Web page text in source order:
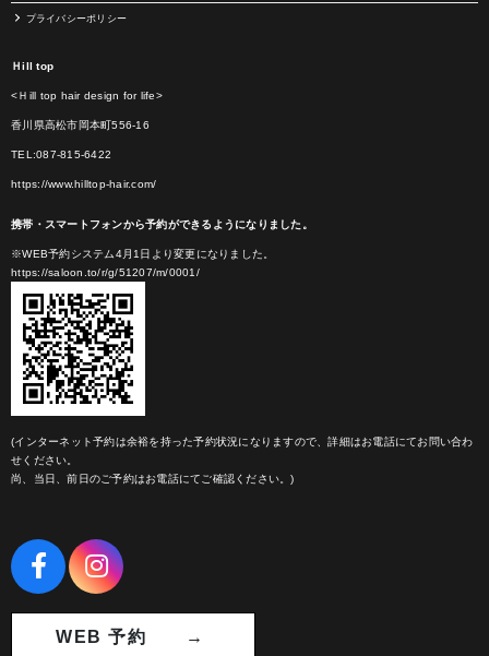
プライバシーポリシー
Ｈill top
<Ｈill top hair design for life>
香川県高松市岡本町556-16
TEL:087-815-6422
https://www.hilltop-hair.com/
携帯・スマートフォンから予約ができるようになりました。
※WEB予約システム4月1日より変更になりました。
https://saloon.to/r/g/51207/m/0001/
(インターネット予約は余裕を持った予約状況になりますので、詳細はお電話にてお問い合わ
せください。
尚、当日、前日のご予約はお電話にてご確認ください。)
WEB 予約 →